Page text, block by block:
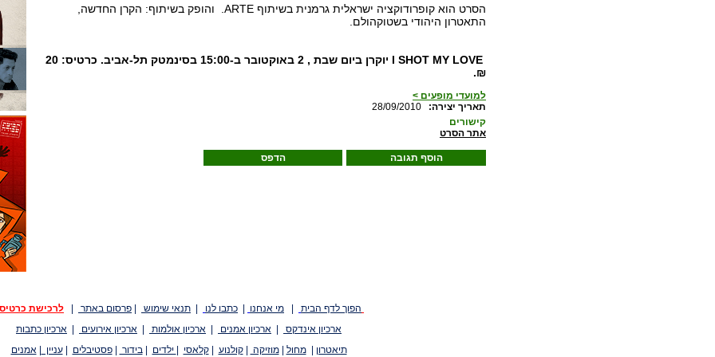
הסרט הוא קופרודוקציה ישראלית גרמנית בשיתוף ARTE. והופק בשיתוף: הקרן החדשה,
התאטרון היהודי בשטוקהולם.
I SHOT MY LOVE יוקרן ביום שבת , 2 באוקטובר ב-15:00 בסינמטק תל-אביב. כרטיס: 20
₪.
למועדי מופעים >
28/09/2010
:תאריך יצירה
קישורים
אתר הסרט
הדפס הוסף תגובה
הפוך לדף הבית מי אנחנו כתבו לנו תנאי שימוש פרסום באתר
לרכישת
ארכיון אינדקס
ארכיון אמנים ארכיון אולמות ארכיון אירועים
ארכיון כתבות
תיאטרון
|מחול |מוזיקה |קולנוע |קלאסי ילדים |בידור |פסטיבלים |עניין |אמנים